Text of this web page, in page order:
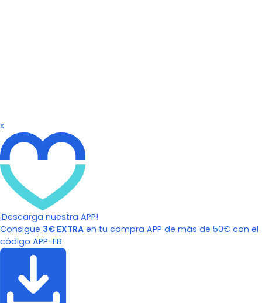
x
¡Descarga nuestra APP!
Consigue 3€ EXTRA en tu compra APP de más de 50€ con el
código APP-FB